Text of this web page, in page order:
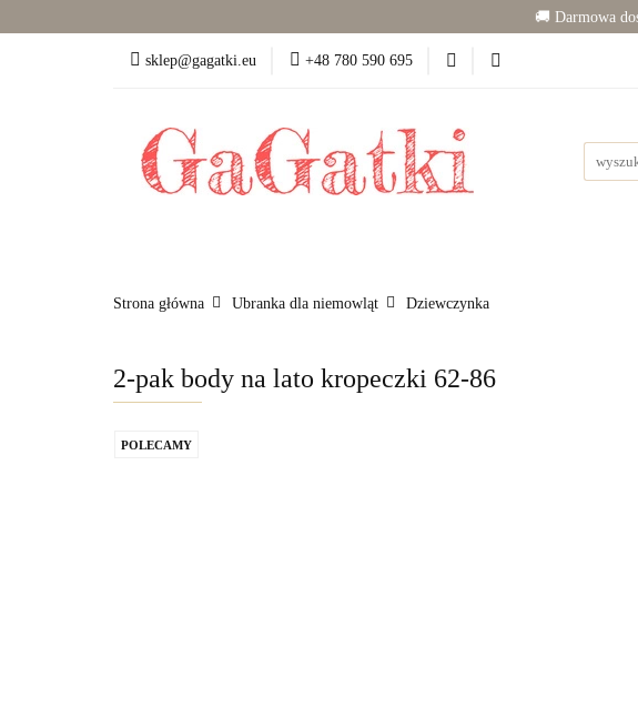
🚚 Darmowa
sklep@gagatki.eu +48 780 590 695
Dziewczynka (50-86) Chłopiec
Strona główna Ubranka dla niemowląt Dziewczynka
2-pak body na lato kropeczki 62-86
POLECAMY